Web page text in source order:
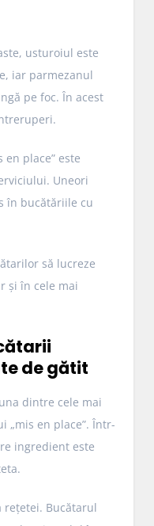
usturoiul este
iar parmezanul
pe foc. În acest
place” este
Uneori
în bucătăriile cu
să lucreze
și în cele mai
de gătit
dintre cele mai
„mis en place”. Într-
ingredient este
rețetei. Bucătarul